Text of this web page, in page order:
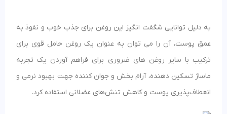
به دلیل توانایی شگفت انگیز این روغن برای جذب خوب و نفوذ به
عمق پوست، آن را می توان به عنوان یک روغن حامل قوی برای
ترکیب با سایر روغن های ضروری برای فراهم آوردن یک تجربه
ماساژ تسکین دهنده، آرام بخش و جوان کننده جهت بهبود نرمی و
انعطاف‌پذیری پوست و کاهش تنش‌های عضلانی استفاده کرد.